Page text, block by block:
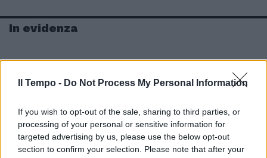
Il Tempo - Do Not Process My Personal Information
If you wish to opt-out of the sale, sharing to third parties, or
processing of your personal or sensitive information for
targeted advertising by us, please use the below opt-out
section to confirm your selection. Please note that after your
In evidenza